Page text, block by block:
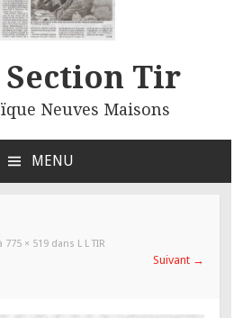
Section Tir
Neuves Maisons
MENU
775 × 519 dans L L TIR
Suivant →